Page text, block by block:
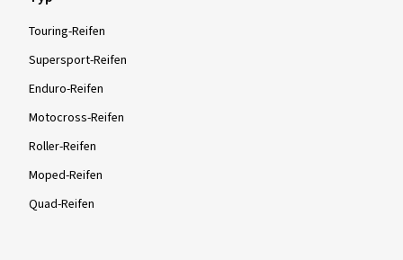
Touring-Reifen
Supersport-Reifen
Enduro-Reifen
Motocross-Reifen
Roller-Reifen
Moped-Reifen
Quad-Reifen